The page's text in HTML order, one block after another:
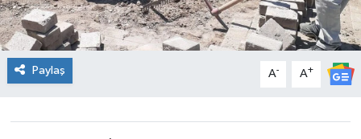
Paylaş A- A+
Erdek
Gömeç